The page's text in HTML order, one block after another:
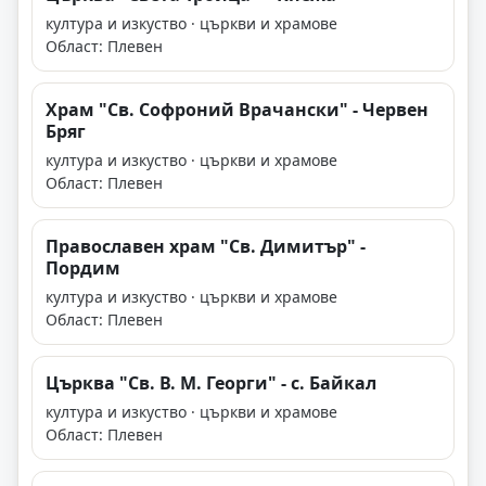
култура и изкуство · църкви и храмове
Област: Плевен
Храм "Св. Софроний Врачански" - Червен
Бряг
култура и изкуство · църкви и храмове
Област: Плевен
Православен храм "Св. Димитър" -
Пордим
култура и изкуство · църкви и храмове
Област: Плевен
Църква "Св. В. М. Георги" - с. Байкал
култура и изкуство · църкви и храмове
Област: Плевен